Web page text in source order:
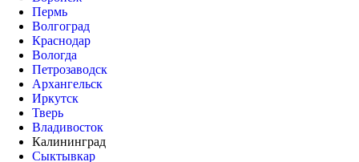
Пермь
Волгоград
Краснодар
Вологда
Петрозаводск
Архангельск
Иркутск
Тверь
Владивосток
Калининград
Сыктывкар